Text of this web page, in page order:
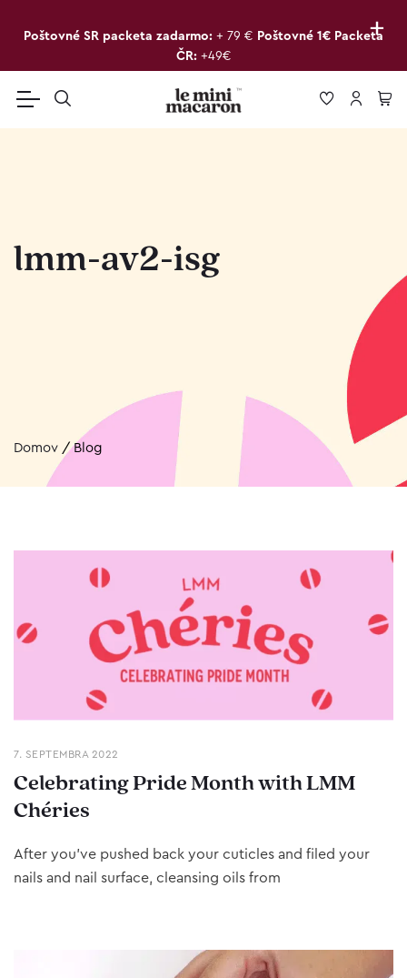
+
Poštovné SR packeta zadarmo: + 79 € Poštovné 1€ Packeta
ČR: +49€
lmm-av2-isg
Domov /Blog
7. SEPTEMBRA 2022
Celebrating Pride Month with LMM
Chéries
After you’ve pushed back your cuticles and filed your
nails and nail surface, cleansing oils from